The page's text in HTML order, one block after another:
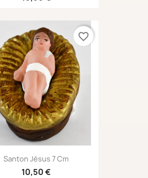
Santon Jésus 7 Cm
10,50 €
favorite_border